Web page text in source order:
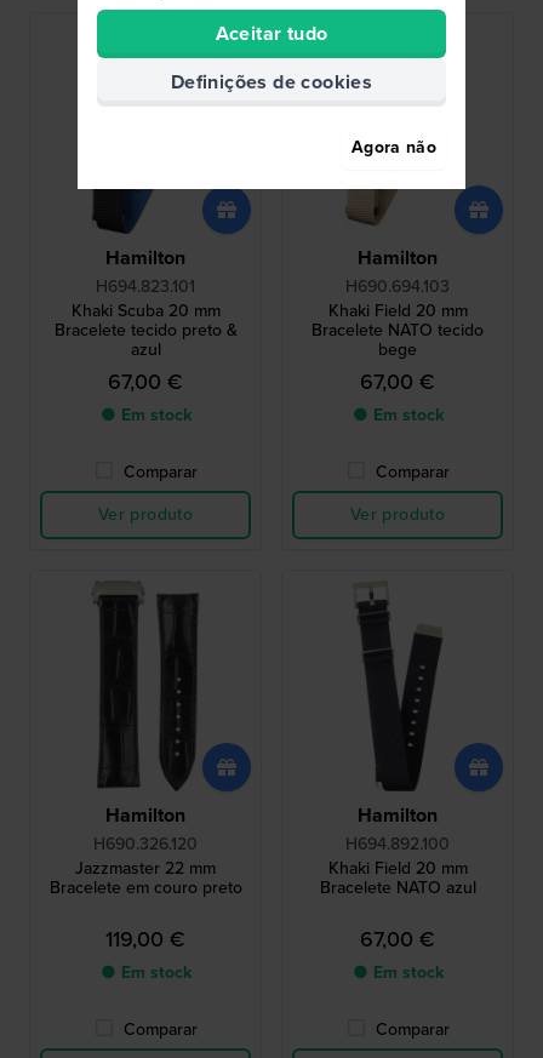
Hamilton
H694.823.101
Khaki Scuba 20 mm
Bracelete tecido preto &
azul
67,00 €
● Em stock
Comparar
Ver produto
Hamilton
H690.694.103
Khaki Field 20 mm
Bracelete NATO tecido
bege
67,00 €
● Em stock
Comparar
Ver produto
Hamilton
H690.326.120
Jazzmaster 22 mm
Bracelete em couro preto
119,00 €
● Em stock
Comparar
Hamilton
H694.892.100
Khaki Field 20 mm
Bracelete NATO azul
67,00 €
● Em stock
Comparar
Aceitar tudo
Definições de cookies
Agora não